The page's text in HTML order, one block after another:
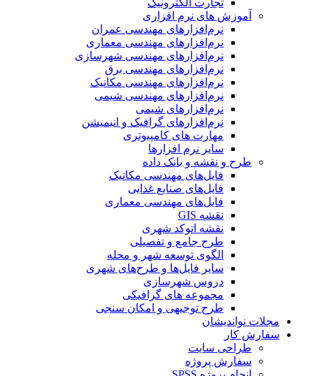
آموزش های نرم افزاری
نرم‌افزارهای مهندسی عمران
نرم‌افزارهای مهندسی معماری
نرم‌افزارهای مهندسی شهرسازی
نرم‌افزارهای مهندسی برق
نرم‌افزارهای مهندسی مکانیک
نرم‌افزارهای مهندسی شیمی
نرم‌افزارهای شیمی
نرم‌افزارهای گرافیک و انیمیشن
مهارت های کامپیوتری
سایر نرم افزارها
طرح و نقشه و بانک داده
فایل‌های مهندسی مکانیک
فایل‌های صنایع غذایی
فایل‌های مهندسی معماری
نقشه GIS
نقشه اتوکد شهری
طرح جامع و تفصیلی
الگوی توسعه شهر و محله
سایر فایل‌ها و طرح‌های شهری
دروس شهرسازی
مجموعه های گرافیکی
طرح توجیهی و امکان سنجی
مجلات نواندیشان
سفارش کار
طراحی سایت
سفارش پروژه